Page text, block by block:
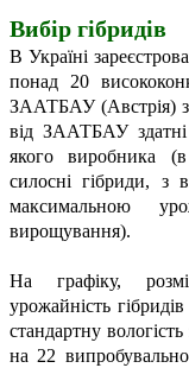
Вибір гібридів
В Україні
понад 20
ЗААТБАУ (Австрія) з
від ЗААТБАУ
якого виробника (в
силосні гібриди, з
максимальною
вирощування).
На графіку,
урожайність
стандартну
на 22